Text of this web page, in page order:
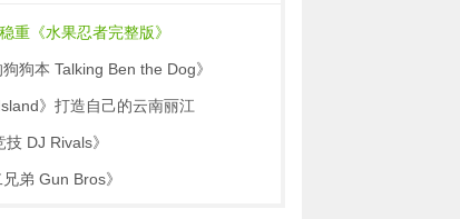
重《水果忍者完整版》
狗本 Talking Ben the Dog》
》打造自己的云南丽江
DJ Rivals》
弟 Gun Bros》